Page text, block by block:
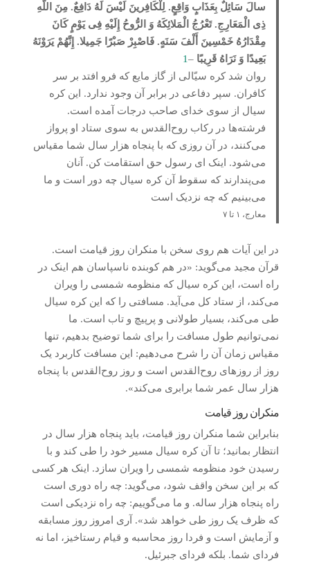
سالَ سَائِلٌ بِعَذَابٍ وَاقِعٍ. لِلْکَافِرینَ لَیْسَ لَهُ دَافِعٌ. مِنَ اللَّهِ
ذِی الْمَعَارِجِ. تَعْرُجُ الْمَلائِکَهُ وَ الرُّوحُ إِلَیْهِ فِی یَوْمٍ کَانَ
مِقْدَارُهُ خَمْسِینَ أَلْفَ سَنَهٍ. فَاصْبِرْ صَبْرًا جَمِیلا. إِنَّهُمْ یَرَوْنَهُ
بَعِیدًا وَ نَرَاهُ قَرِیبًا –
1
روان شد کره سیّالی از گاز مایع که فرو افتد بر سر
کافران. سپر دفاعی در برابر آن وجود ندارد. این کره
سیال از سوی خدای صاحب درجات آمده است.
فرشته‌ها در رکاب روح‌القدس به سوی ستاد او پرواز
می‌کنند، در آن روزی که با پنجاه هزار سال شما مقیاس
می‌شود. اینک ای رسول حق استقامت کن. آنان
می‌پندارند که سقوط آن کره سیال چه دور است و ما
می‌بینیم که چه نزدیک است
معارج، ۱ تا ۷
در این آیات هم روی سخن با منکران روز قیامت است.
قرآن مجید می‌گوید: «در هم کوبنده ناسپاسان هم اینک در
راه است، این کره سیال که منظومه شمسی را ویران
می‌کند، از ستاد کل می‌آید. مسافتی را که این کره سیال
طی می‌کند، بسیار طولانی و پرپیچ و تاب است. ما
نمی‌توانیم طول مسافت را برای شما توضیح بدهیم، تنها
مقیاس زمان آن را شرح می‌دهیم: این مسافت کاربرد یک
روز از روزهای روح‌القدس است و روز روح‌القدس با پنجاه
هزار سال عمر شما برابری می‌کند».
منکران روز قیامت
بنابراین شما منکران روز قیامت، باید پنجاه هزار سال در
انتظار بمانید؛ تا آن کره سیال مسیر خود را طی کند و با
رسیدن خود منظومه شمسی را ویران سازد. اینک هر کسی
که بر این سخن واقف شود، می‌گوید: چه راه دوری است
راه پنجاه هزار ساله. و ما می‌گوییم: چه راه نزدیکی است
که ظرف یک روز طی خواهد شد». آری امروز روز مسابقه
و آزمایش است و فردا روز محاسبه و قیام رستاخیز، اما نه
فردای شما. بلکه فردای جبرئیل.